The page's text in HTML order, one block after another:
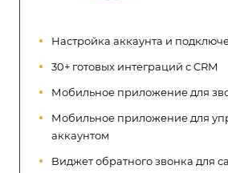
Настройка аккаунта и
30+ готовых интеграций с CRM
Мобильное приложение для
Мобильное приложение для
аккаунтом
Виджет обратного звонка для